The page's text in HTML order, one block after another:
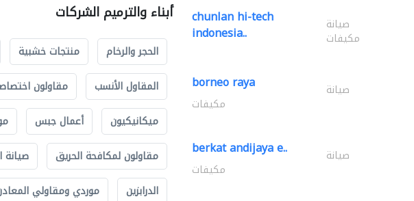
أبناء والترميم الشركات
الحجر والرخام منتجات خشبية
المقاول الأنسب
مقاولون
ميكانيكيون
أعمال جبس
مقاولون لمكافحة الحريق
صيانة
الدرابزين
موردي ومقاولي
chunlan hi-tech
indonesia.. صيانة
مكيفات
borneo raya صيانة
مكيفات
berkat andijaya e.. صيانة
مكيفات